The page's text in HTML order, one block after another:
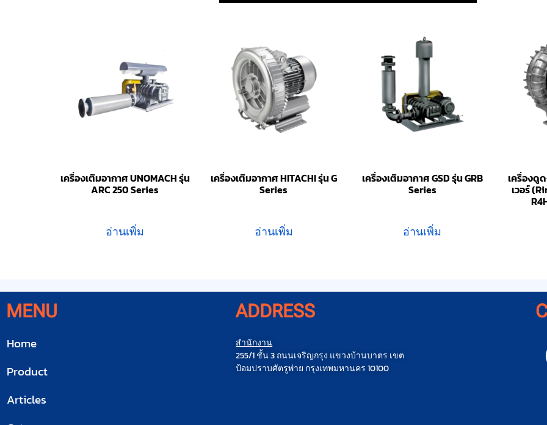
เครื่องเติมอากาศ UNOMACH รุ่น
ARC 250 Series
อ่านเพิ่ม
เครื่องเติมอากาศ HITACHI รุ่น G
Series
อ่านเพิ่ม
เครื่องเติมอากาศ GSD รุ่น GRB
Series
อ่านเพิ่ม
เครื่องดู
เวอร์
MENU
Home
Product
Articles
ADDRESS
สำนักงาน
255/1 ชั้น 3 ถนนเจริญกรุง แขวงบ้านบาตร เขต
ป้อมปราบศัตรูพ่าย กรุงเทพมหานคร 10100